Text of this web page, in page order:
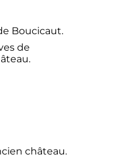
Boucicaut.
château.